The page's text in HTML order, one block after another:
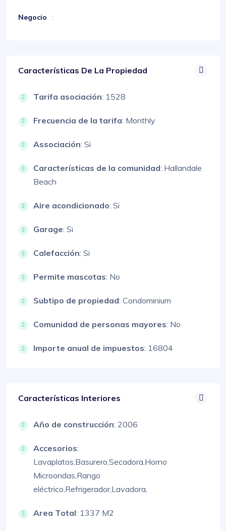
Negocio :
Características De La Propiedad
Tarifa asociación: 1528
Frecuencia de la tarifa: Monthly
Associación: Si
Características de la comunidad: Hallandale
Beach
Aire acondicionado: Si
Garage: Si
Calefacción: Si
Permite mascotas: No
Subtipo de propiedad: Condominium
Comunidad de personas mayores: No
Importe anual de impuestos: 16804
Características Interiores
Año de construcción: 2006
Accesorios:
Lavaplatos,Basurero,Secadora,Horno
Microondas,Rango
eléctrico,Refrigerador,Lavadora,
Area Total: 1337 M2